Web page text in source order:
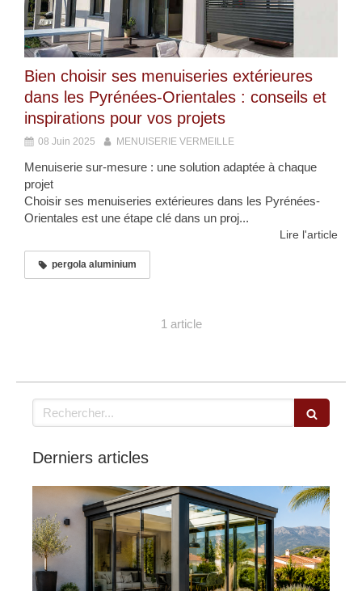
Bien choisir ses menuiseries extérieures
dans les Pyrénées-Orientales : conseils et
inspirations pour vos projets
08 Juin 2025 MENUISERIE VERMEILLE
Menuiserie sur-mesure : une solution adaptée à chaque
projet
Choisir ses menuiseries extérieures dans les Pyrénées-
Orientales est une étape clé dans un proj...
Lire l'article
pergola aluminium
1 article
Rechercher
Derniers articles